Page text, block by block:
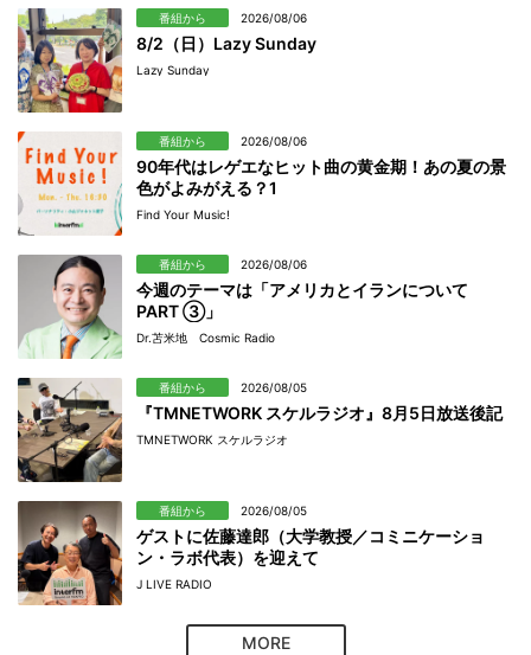
番組から 2026/08/06
8/2（日）Lazy Sunday
Lazy Sunday
番組から 2026/08/06
90年代はレゲエなヒット曲の黄金期！あの夏の景
色がよみがえる？1
Find Your Music!
番組から 2026/08/06
今週のテーマは「アメリカとイランについて
PART ③」
Dr.苫米地 Cosmic Radio
番組から 2026/08/05
『TMNETWORK スケルラジオ』8月5日放送後記
TMNETWORK スケルラジオ
番組から 2026/08/05
ゲストに佐藤達郎（大学教授／コミニケーショ
ン・ラボ代表）を迎えて
J LIVE RADIO
MORE